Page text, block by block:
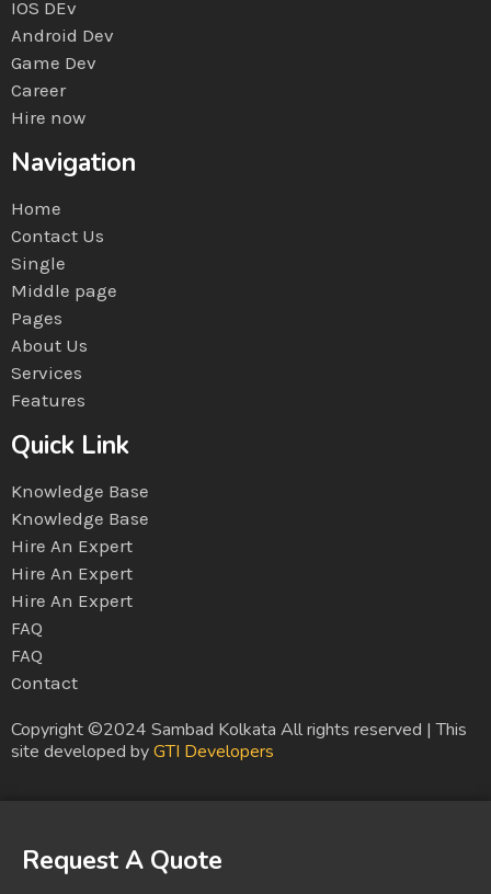
IOS DEv
Android Dev
Game Dev
Career
Hire now
Navigation
Home
Contact Us
Single
Middle page
Pages
About Us
Services
Features
Quick Link
Knowledge Base
Knowledge Base
Hire An Expert
Hire An Expert
Hire An Expert
FAQ
FAQ
Contact
Copyright ©2024 Sambad Kolkata All rights reserved | This
site developed byGTI Developers
Request A Quote